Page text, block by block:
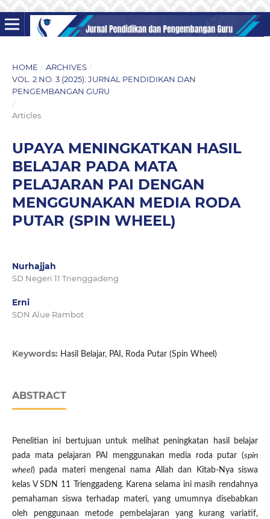
HOME / ARCHIVES /
VOL. 2 NO. 3 (2025): JURNAL PENDIDIKAN DAN
PENGEMBANGAN GURU
/
Articles
UPAYA MENINGKATKAN HASIL
BELAJAR PADA MATA
PELAJARAN PAI DENGAN
MENGGUNAKAN MEDIA RODA
PUTAR (SPIN WHEEL)
Nurhajjah
SD Negeri 11 Trienggadeng
Erni
SDN Alue Rambot
Keywords: Hasil Belajar, PAI, Roda Putar (Spin Wheel)
ABSTRACT
Penelitian ini bertujuan untuk melihat peningkatan hasil belajar
pada mata pelajaran PAI menggunakan media roda putar (spin
wheel) pada materi mengenal nama Allah dan Kitab-Nya siswa
kelas V SDN 11 Trienggadeng. Karena selama ini masih rendahnya
pemahaman siswa terhadap materi, yang umumnya disebabkan
oleh penggunaan metode pembelajaran yang kurang variatif,